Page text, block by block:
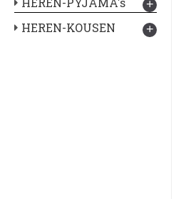
+
HEREN-KOUSEN +